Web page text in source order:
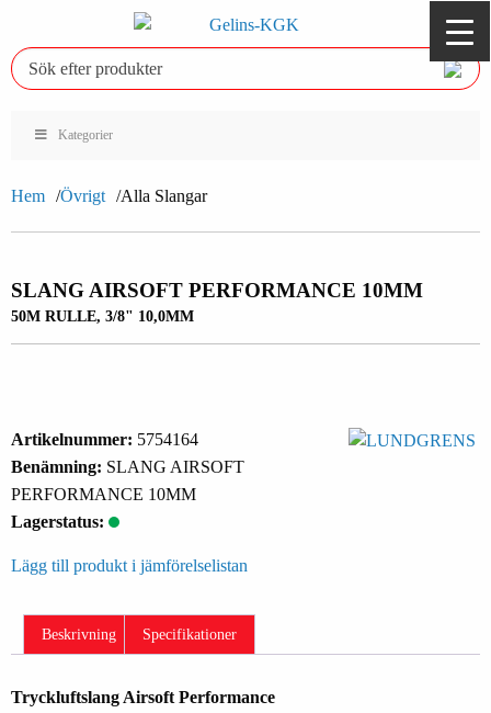
Kategorier
Hem Övrigt Alla Slangar
SLANG AIRSOFT PERFORMANCE 10MM
50M RULLE, 3/8" 10,0MM
Artikelnummer: 5754164
Benämning: SLANG AIRSOFT
PERFORMANCE 10MM
Lagerstatus:
Lägg till produkt i jämförelselistan
Beskrivning Specifikationer
Tryckluftslang Airsoft Performance